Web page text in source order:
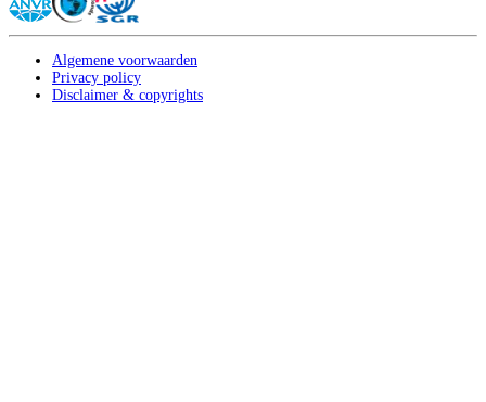
Algemene voorwaarden
Privacy policy
Disclaimer & copyrights